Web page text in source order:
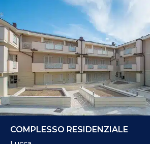
COMPLESSO RESIDENZIALE